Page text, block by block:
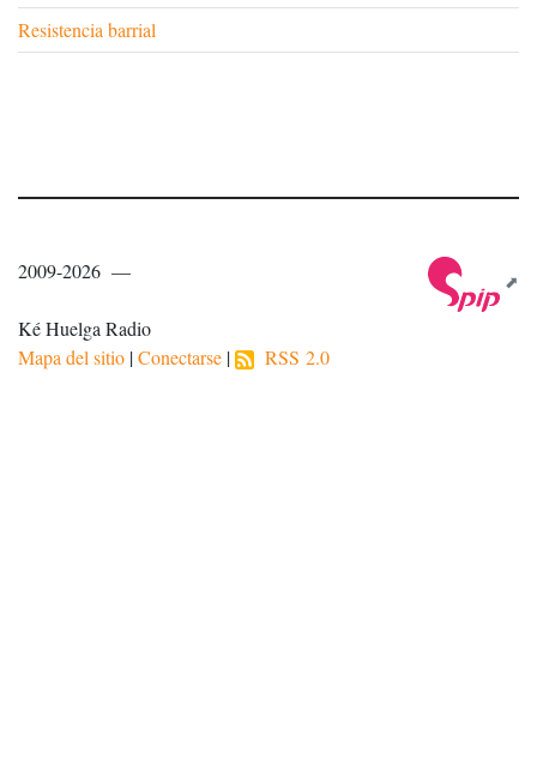
Resistencia barrial
2009-2026 —
Ké Huelga Radio
Mapa del sitio |Conectarse | RSS 2.0